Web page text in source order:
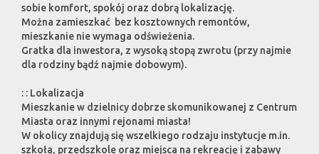
sobie komfort, spokój oraz dobrą lokalizację.
Można zamieszkać bez kosztownych remontów,
mieszkanie nie wymaga odświeżenia.
Gratka dla inwestora, z wysoką stopą zwrotu (przy najmie
dla rodziny bądź najmie dobowym).
: : Lokalizacja
Mieszkanie w dzielnicy dobrze skomunikowanej z Centrum
Miasta oraz innymi rejonami miasta!
W okolicy znajdują się wszelkiego rodzaju instytucje m.in.
szkoła, przedszkole oraz miejsca na rekreację i zabawy